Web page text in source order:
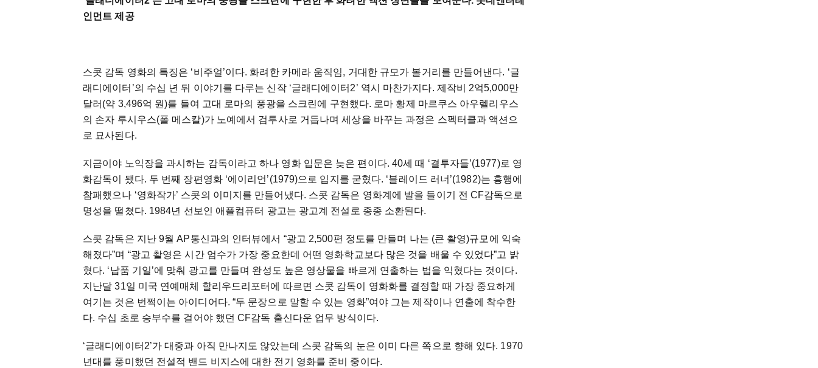
인먼트 제공
스콧 감독 영화의 특징은 ‘비주얼’이다. 화려한 카메라 움직임, 거대한 규모가 볼거리를 만들어낸다. ‘글
래디에이터’의 수십 년 뒤 이야기를 다루는 신작 ‘글래디에이터2’ 역시 마찬가지다. 제작비 2억5,000만
달러(약 3,496억 원)를 들여 고대 로마의 풍광을 스크린에 구현했다. 로마 황제 마르쿠스 아우렐리우스
의 손자 루시우스(폴 메스칼)가 노예에서 검투사로 거듭나며 세상을 바꾸는 과정은 스펙터클과 액션으
로 묘사된다.
지금이야 노익장을 과시하는 감독이라고 하나 영화 입문은 늦은 편이다. 40세 때 ‘결투자들’(1977)로 영
화감독이 됐다. 두 번째 장편영화 ‘에이리언’(1979)으로 입지를 굳혔다. ‘블레이드 러너’(1982)는 흥행에
참패했으나 ‘영화작가’ 스콧의 이미지를 만들어냈다. 스콧 감독은 영화계에 발을 들이기 전 CF감독으로
명성을 떨쳤다. 1984년 선보인 애플컴퓨터 광고는 광고계 전설로 종종 소환된다.
스콧 감독은 지난 9월 AP통신과의 인터뷰에서 “광고 2,500편 정도를 만들며 나는 (큰 촬영)규모에 익숙
해졌다”며 “광고 촬영은 시간 엄수가 가장 중요한데 어떤 영화학교보다 많은 것을 배울 수 있었다”고 밝
혔다. ‘납품 기일’에 맞춰 광고를 만들며 완성도 높은 영상물을 빠르게 연출하는 법을 익혔다는 것이다.
지난달 31일 미국 연예매체 할리우드리포터에 따르면 스콧 감독이 영화화를 결정할 때 가장 중요하게
여기는 것은 번쩍이는 아이디어다. “두 문장으로 말할 수 있는 영화”여야 그는 제작이나 연출에 착수한
다. 수십 초로 승부수를 걸어야 했던 CF감독 출신다운 업무 방식이다.
‘글래디에이터2’가 대중과 아직 만나지도 않았는데 스콧 감독의 눈은 이미 다른 쪽으로 향해 있다. 1970
년대를 풍미했던 전설적 밴드 비지스에 대한 전기 영화를 준비 중이다.